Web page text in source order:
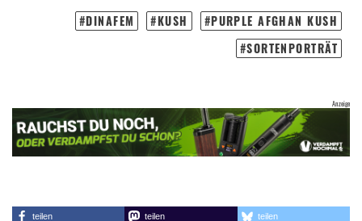
DINAFEM KUSH
PURPLE AFGHAN KUSH
SORTENPORTRÄT
teilen teilen teilen